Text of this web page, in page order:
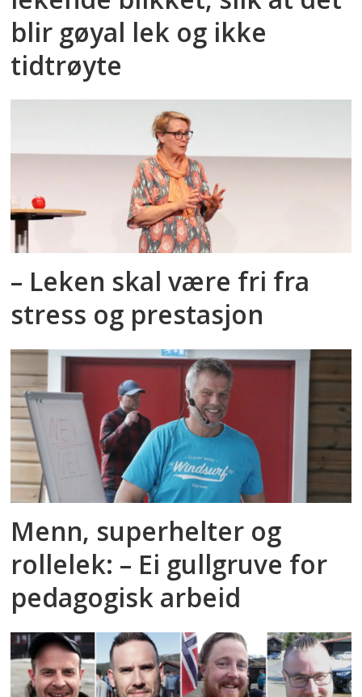
blir gøyal lek og ikke
tidtrøyte
– Leken skal være fri fra
stress og prestasjon
Menn, superhelter og
rollelek: – Ei gullgruve for
pedagogisk arbeid